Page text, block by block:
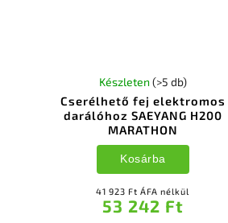
Cserélhető fej elektromos
darálóhoz SAEYANG H200
MARATHON
Készleten (>5 db)
41 923 Ft ÁFA nélkül
53 242 Ft
Kosárba